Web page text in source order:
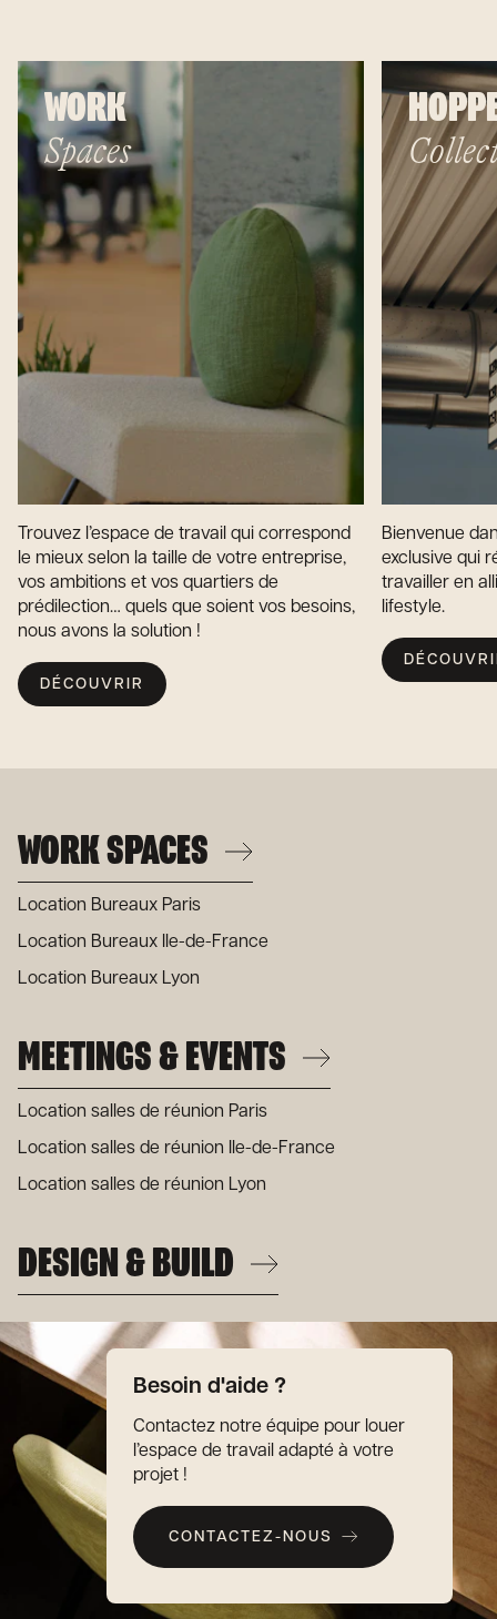
WORK
Spaces
Trouvez l’espace de travail qui correspond
le mieux selon la taille de votre entreprise,
vos ambitions et vos quartiers de
prédilection… quels que soient vos besoins,
nous avons la solution !
DÉCOUVRIR
Bienvenue
exclusive qui
travailler en
lifestyle.
WORK SPACES
Location Bureaux Paris
Location Bureaux Ile-de-France
Location Bureaux Lyon
MEETINGS & EVENTS
Location salles de réunion Paris
Location salles de réunion Ile-de-France
Location salles de réunion Lyon
DESIGN & BUILD
Besoin d'aide ?
Contactez notre équipe pour louer
l’espace de travail adapté à votre
projet !
CONTACTEZ-NOUS